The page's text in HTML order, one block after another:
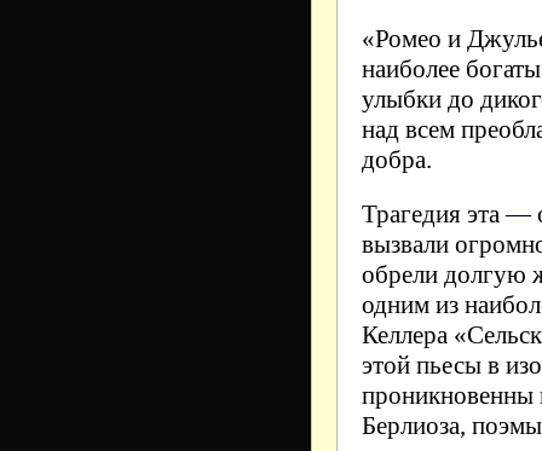
«Ромео и
наиболее
улыбки до
над всем
добра.
Трагедия эта —
вызвали
обрели долгую
одним из
Келлера
этой пьесы в
проникновенны
Берлиоза,